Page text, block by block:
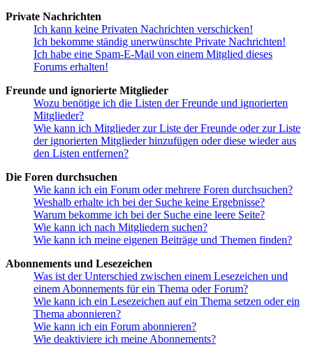
Private Nachrichten
Ich kann keine Privaten Nachrichten verschicken!
Ich bekomme ständig unerwünschte Private Nachrichten!
Ich habe eine Spam-E-Mail von einem Mitglied dieses
Forums erhalten!
Freunde und ignorierte Mitglieder
Wozu benötige ich die Listen der Freunde und ignorierten
Mitglieder?
Wie kann ich Mitglieder zur Liste der Freunde oder zur Liste
der ignorierten Mitglieder hinzufügen oder diese wieder aus
den Listen entfernen?
Die Foren durchsuchen
Wie kann ich ein Forum oder mehrere Foren durchsuchen?
Weshalb erhalte ich bei der Suche keine Ergebnisse?
Warum bekomme ich bei der Suche eine leere Seite?
Wie kann ich nach Mitgliedern suchen?
Wie kann ich meine eigenen Beiträge und Themen finden?
Abonnements und Lesezeichen
Was ist der Unterschied zwischen einem Lesezeichen und
einem Abonnements für ein Thema oder Forum?
Wie kann ich ein Lesezeichen auf ein Thema setzen oder ein
Thema abonnieren?
Wie kann ich ein Forum abonnieren?
Wie deaktiviere ich meine Abonnements?